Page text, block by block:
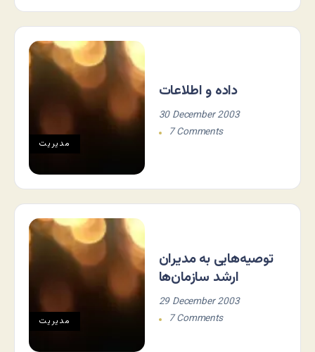
مديريت
داده و اطلاعات
30 December 2003
7 Comments
مديريت
توصیه‌هایی به مدیران
ارشد سازمان‌ها
29 December 2003
7 Comments